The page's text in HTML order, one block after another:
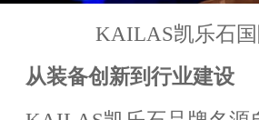
KAILAS凯乐石
从装备创新到行业建设